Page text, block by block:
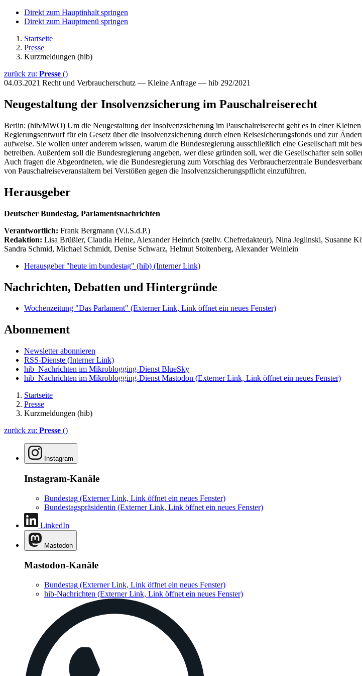
Direkt zum Hauptinhalt springen
Direkt zum Hauptmenü springen
Startseite
Presse
Kurzmeldungen (hib)
zurück zu: Presse ()
04.03.2021 Recht und Verbraucherschutz — Kleine Anfrage — hib 292/2021
Neugestaltung der Insolvenzsicherung im Pauschalreiserecht
Berlin: (hib/MWO) Um die Neugestaltung der Insolvenzsicherung im Pauschalreiserecht geht es in einer
Regierungsentwurf für ein Gesetz über die Insolvenzsicherung durch einen Reisesicherungsfonds und zur
aufweise. Sie wollen unter anderem wissen, warum die Bundesregierung ausschließlich eine Gesellschaft mit
betreiben. Außerdem soll die Bundesregierung angeben, wer diese gründen soll, wer die Gesellschafter sein
Auch fragen die Abgeordneten, wie die Bundesregierung zum Vorschlag des Verbraucherzentrale
von Pauschalreiseveranstaltern bei Verstößen gegen die Insolvenzsicherungspflicht einzuführen.
Herausgeber
Deutscher Bundestag, Parlamentsnachrichten
Verantwortlich: Frank Bergmann (V.i.S.d.P.)
Redaktion: Lisa Brüßler, Claudia Heine, Alexander Heinrich (stellv. Chefredakteur), Nina Jeglinski, Susanne
Sandra Schmid, Michael Schmidt, Denise Schwarz, Helmut Stoltenberg, Alexander Weinlein
Herausgeber "heute im bundestag" (hib) (Interner Link)
Nachrichten, Debatten und Hintergründe
Wochenzeitung "Das Parlament" (Externer Link, Link öffnet ein neues Fenster)
Abonnement
Newsletter abonnieren
RSS-Dienste (Interner Link)
hib_Nachrichten im Mikroblogging-Dienst BlueSky
hib_Nachrichten im Mikroblogging-Dienst Mastodon (Externer Link, Link öffnet ein neues Fenster)
Startseite
Presse
Kurzmeldungen (hib)
zurück zu: Presse ()
Instagram
Instagram-Kanäle
Bundestag (Externer Link, Link öffnet ein neues Fenster)
Bundestagspräsidentin (Externer Link, Link öffnet ein neues Fenster)
LinkedIn
Mastodon
Mastodon-Kanäle
Bundestag (Externer Link, Link öffnet ein neues Fenster)
hib-Nachrichten (Externer Link, Link öffnet ein neues Fenster)